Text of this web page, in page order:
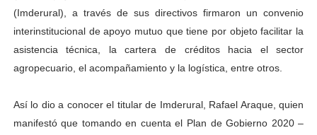
Dictan MasterClass en el marco del Encuentro LAGO
Campo Elías avanza con plan de asfaltado
Gobernador Arnaldo Sánchez apadrina a más de 993
(Imderural), a través de sus directivos firmaron un convenio
interinstitucional de apoyo mutuo que tiene por objeto facilitar la
asistencia técnica, la cartera de créditos hacia el sector
agropecuario, el acompañamiento y la logística, entre otros.
Así lo dio a conocer el titular de Imderural, Rafael Araque, quien
manifestó que tomando en cuenta el Plan de Gobierno 2020 –